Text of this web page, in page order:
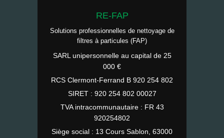
RE-FAP
Solutions professionnelles de nettoyage de
filtres à particules (FAP)
SARL unipersonnelle au capital de 25
000 €
RCS Clermont-Ferrand B 920 254 802
SIRET : 920 254 802 00027
TVA intracommunautaire : FR 43
920254802
Siège social : 13 Cours Sablon, 63000